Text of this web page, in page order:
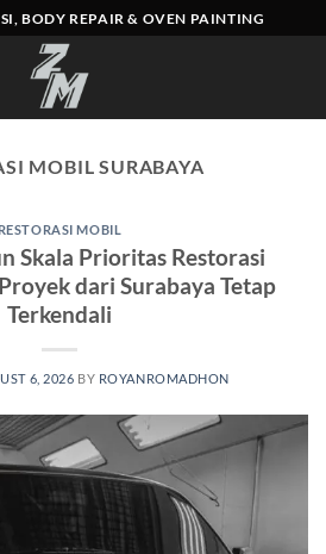
BODY REPAIR & OVEN PAINTING
MOBIL SURABAYA
RESTORASI MOBIL
Skala Prioritas Restorasi
dari Surabaya Tetap
Terkendali
6, 2026 BY ROYANROMADHON